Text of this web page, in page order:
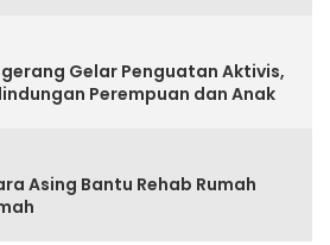
Gelar Penguatan Aktivis,
Perempuan dan Anak
Asing Bantu Rehab Rumah